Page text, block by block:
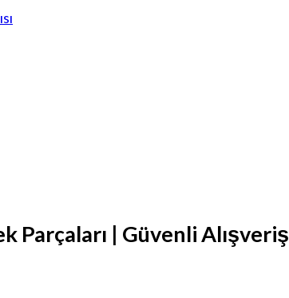
Parçaları | Güvenli Alışveriş